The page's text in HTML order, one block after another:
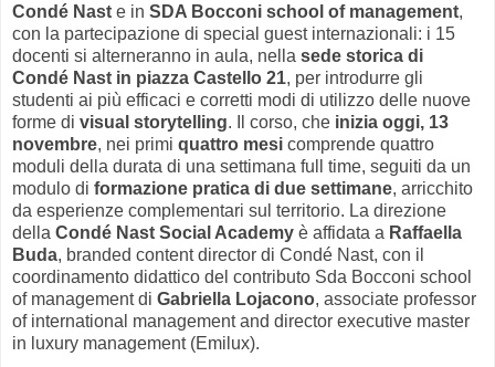
Condé Nast e in SDA Bocconi school of management,
con la partecipazione di special guest internazionali: i 15
docenti si alterneranno in aula, nella sede storica di
Condé Nast in piazza Castello 21, per introdurre gli
studenti ai più efficaci e corretti modi di utilizzo delle nuove
forme di visual storytelling. Il corso, che inizia oggi, 13
novembre, nei primi quattro mesi comprende quattro
moduli della durata di una settimana full time, seguiti da un
modulo di formazione pratica di due settimane, arricchito
da esperienze complementari sul territorio. La direzione
della Condé Nast Social Academy è affidata a Raffaella
Buda, branded content director di Condé Nast, con il
coordinamento didattico del contributo Sda Bocconi school
of management di Gabriella Lojacono, associate professor
of international management and director executive master
in luxury management (Emilux).